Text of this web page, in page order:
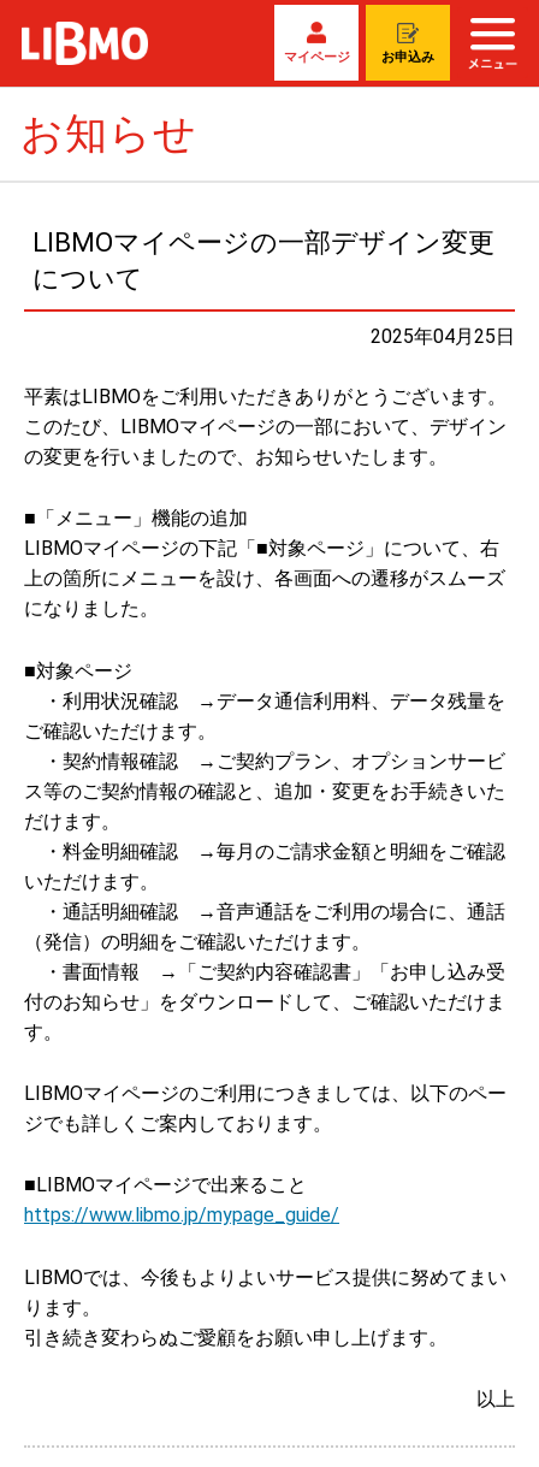
マイページ お申込み
お知らせ
LIBMOマイページの一部デザイン変更
について
2025年04月25日
平素はLIBMOをご利用いただきありがとうございます。
このたび、LIBMOマイページの一部において、デザイン
の変更を行いましたので、お知らせいたします。
■「メニュー」機能の追加
LIBMOマイページの下記「■対象ページ」について、右
上の箇所にメニューを設け、各画面への遷移がスムーズ
になりました。
■対象ページ
・利用状況確認 →データ通信利用料、データ残量を
ご確認いただけます。
・契約情報確認 →ご契約プラン、オプションサービ
ス等のご契約情報の確認と、追加・変更をお手続きいた
だけます。
・料金明細確認 →毎月のご請求金額と明細をご確認
いただけます。
・通話明細確認 →音声通話をご利用の場合に、通話
（発信）の明細をご確認いただけます。
・書面情報 →「ご契約内容確認書」「お申し込み受
付のお知らせ」をダウンロードして、ご確認いただけま
す。
LIBMOマイページのご利用につきましては、以下のペー
ジでも詳しくご案内しております。
■LIBMOマイページで出来ること
https://www.libmo.jp/mypage_guide/
LIBMOでは、今後もよりよいサービス提供に努めてまい
ります。
引き続き変わらぬご愛顧をお願い申し上げます。
以上